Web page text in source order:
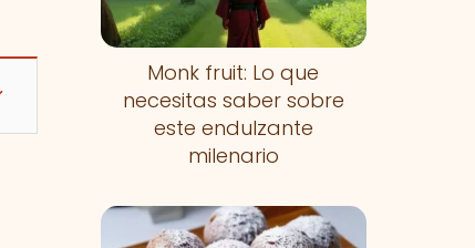
Monk fruit: Lo que
necesitas saber sobre
este endulzante
milenario